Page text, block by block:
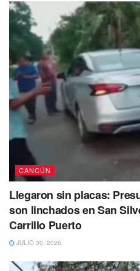
autoridades agradecerían
comuniques al 998 881 7150
También se busca a:
Ever Jiménez Legaria de 23
por sus familiares el 23 de
Quintana Roo.
CANCÚN
Llegaron sin placas:
son linchados en San
Carrillo Puerto
JULIO 30, 2026